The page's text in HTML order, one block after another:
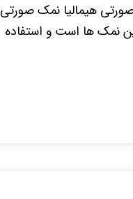
هیمالیا نمک صورتی
نمک ها است و استفاده